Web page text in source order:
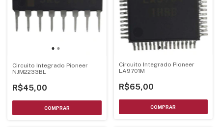
Circuito Integrado Pioneer
NJM2233BL
R$45,00
Circuito Integrado Pioneer
LA9701M
R$65,00